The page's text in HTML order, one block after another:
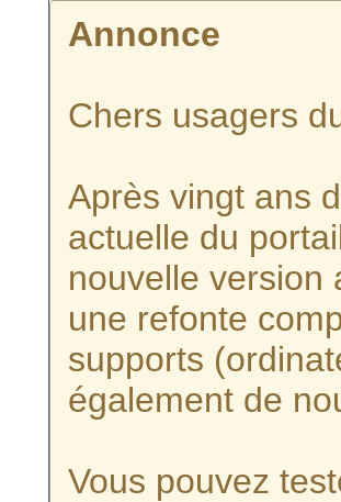
Annonce
Chers usagers
Après vingt ans
actuelle du
nouvelle version
une refonte
supports
également de
Vous pouvez